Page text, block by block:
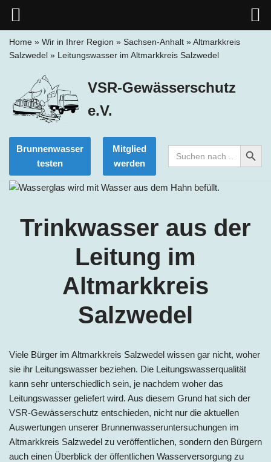
springen
Home » Wir in Ihrer Region » Sachsen-Anhalt »Altmarkkreis
Salzwedel » Leitungswasser im Altmarkkreis Salzwedel
VSR-Gewässerschutz
e.V.
Brunnenwasser
testen
Mitglied
werden
Search
for:
Search Button
Trinkwasser aus der
Leitung im
Altmarkkreis
Salzwedel
Viele Bürger im Altmarkkreis Salzwedel wissen gar nicht, woher
sie ihr Leitungswasser beziehen. Die Leitungswasserqualität
kann sehr unterschiedlich sein, je nachdem woher das
Leitungswasser geliefert wird. Aus diesem Grund hat sich der
VSR-Gewässerschutz entschieden, nicht nur die aktuellen
Auswertungen unserer Brunnenwasseruntersuchungen im
Altmarkkreis Salzwedel zu veröffentlichen, sondern den Bürgern
auch einen Überblick der öffentlichen Wasserversorgung zu